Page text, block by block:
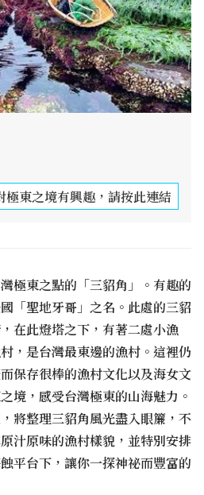
極東之境有興趣，請按此連結
極東之點的「三貂角」。有趣的
「聖地牙哥」之名。此處的三貂
在此燈塔之下，有著二處小漁
，是台灣最東邊的漁村。這裡仍
保存很棒的漁村文化以及海女文
境，感受台灣極東的山海魅力。
將整理三貂角風光盡入眼簾，不
汁原味的漁村樣貌，並特別安排
平台下，讓你一探神祕而豐富的